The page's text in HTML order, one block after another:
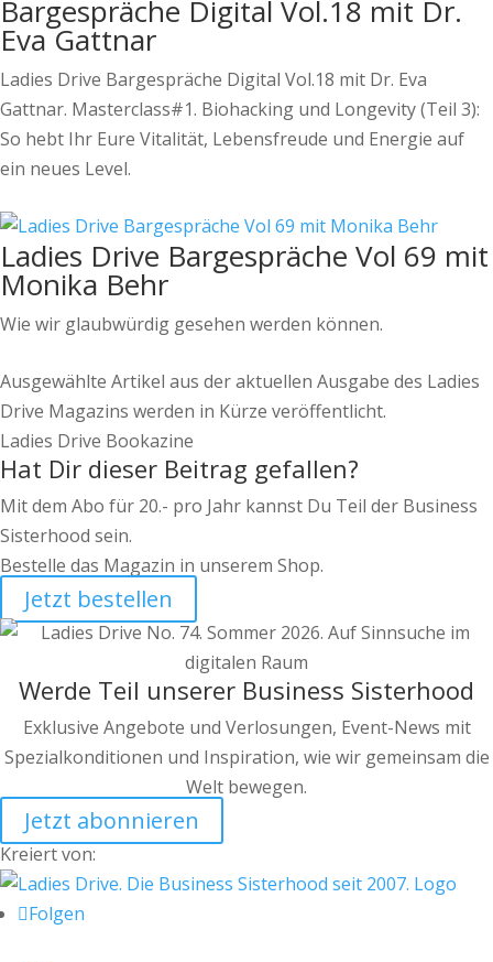
Bargespräche Digital Vol.18 mit Dr.
Eva Gattnar
Ladies Drive Bargespräche Digital Vol.18 mit Dr. Eva
Gattnar. Masterclass#1. Biohacking und Longevity (Teil 3):
So hebt Ihr Eure Vitalität, Lebensfreude und Energie auf
ein neues Level.
Ladies Drive Bargespräche Vol 69 mit
Monika Behr
Wie wir glaubwürdig gesehen werden können.
Ausgewählte Artikel aus der aktuellen Ausgabe des Ladies
Drive Magazins werden in Kürze veröffentlicht.
Ladies Drive Bookazine
Hat Dir dieser Beitrag gefallen?
Mit dem Abo für 20.- pro Jahr kannst Du Teil der Business
Sisterhood sein.
Bestelle das Magazin in unserem Shop.
Jetzt bestellen
Werde Teil unserer Business Sisterhood
Exklusive Angebote und Verlosungen, Event-News mit
Spezialkonditionen und Inspiration, wie wir gemeinsam die
Welt bewegen.
Jetzt abonnieren
Kreiert von:
Folgen